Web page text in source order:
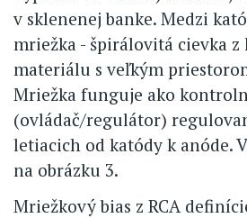
v sklenenej banke. Medzi
mriežka - špirálovitá cievka
materiálu s veľkým
Mriežka funguje ako
(ovládač/regulátor)
letiacich od katódy k anóde.
na obrázku 3.
Mriežkový bias z RCA